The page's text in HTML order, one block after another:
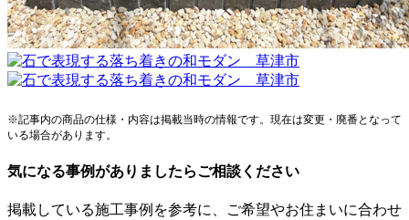
※記事内の商品の仕様・内容は掲載当時の情報です。現在は変更・廃番となって
いる場合があります。
気になる事例がありましたらご相談ください
掲載している施工事例を参考に、ご希望やお住まいに合わせ